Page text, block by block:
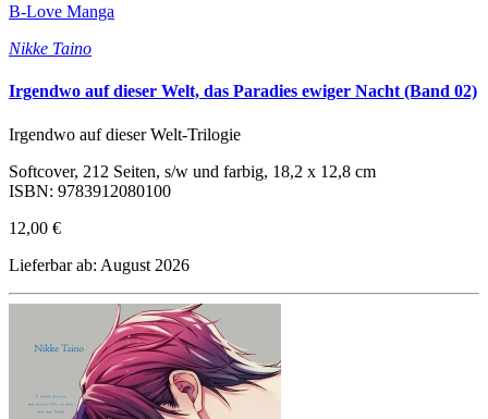
B-Love Manga
Nikke Taino
Irgendwo auf dieser Welt, das Paradies ewiger Nacht (Band 02)
Irgendwo auf dieser Welt-Trilogie
Softcover, 212 Seiten, s/w und farbig, 18,2 x 12,8 cm
ISBN: 9783912080100
12,00 €
Lieferbar ab: August 2026